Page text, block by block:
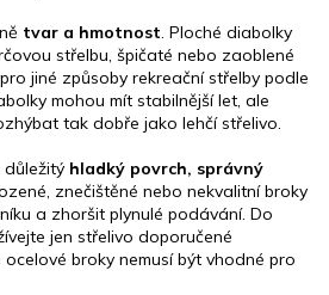
tvar a hmotnost. Ploché diabolky
střelbu, špičaté nebo zaoblené
jiné způsoby rekreační střelby podle
mohou mít stabilnější let, ale
tak dobře jako lehčí střelivo.
důležitý hladký povrch, správný
znečištěné nebo nekvalitní broky
a zhoršit plynulé podávání. Do
jen střelivo doporučené
broky nemusí být vhodné pro